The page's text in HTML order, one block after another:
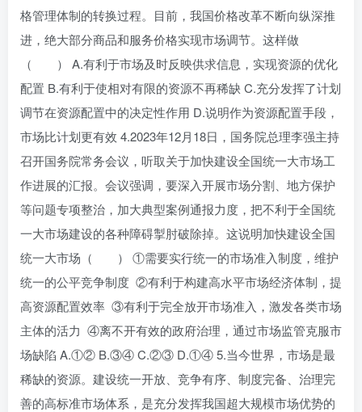
格管理体制的转换过程。目前，我国价格改革不断向纵深推
进，绝大部分商品和服务价格实现市场调节。这样做
（ ） A.有利于市场及时反映供求信息，实现资源的优化
配置 B.有利于使相对有限的资源不再稀缺 C.充分发挥了计划
调节在资源配置中的决定性作用 D.说明作为资源配置手段，
市场比计划更有效 4.2023年12月18日，国务院总理李强主持
召开国务院常务会议，听取关于加快建设全国统一大市场工
作进展的汇报。会议强调，要深入开展市场分割、地方保护
等问题专项整治，加大典型案例通报力度，把不利于全国统
一大市场建设的各种障碍掣肘破除掉。这说明加快建设全国
统一大市场（ ） ①需要实行统一的市场准入制度，维护
统一的公平竞争制度 ②有利于构建高水平市场经济体制，提
高资源配置效率 ③有利于完全放开市场准入，激发各类市场
主体的活力 ④离不开有效的政府治理，通过市场监管克服市
场缺陷 A.①② B.③④ C.②③ D.①④ 5.当今世界，市场是最
稀缺的资源。建设统一开放、竞争有序、制度完备、治理完
善的高标准市场体系，是充分发挥我国超大规模市场优势的